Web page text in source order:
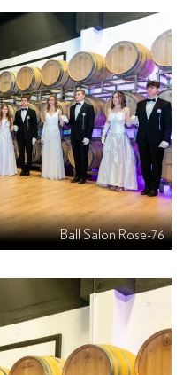
Ball Salon Rose-76